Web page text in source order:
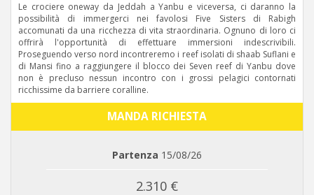
Le crociere oneway da Jeddah a Yanbu e viceversa, ci daranno la
possibilità di immergerci nei favolosi Five Sisters di Rabigh
accomunati da una ricchezza di vita straordinaria. Ognuno di loro ci
offrirà l'opportunità di effettuare immersioni indescrivibili.
Proseguendo verso nord incontreremo i reef isolati di shaab Suflani e
di Mansi fino a raggiungere il blocco dei Seven reef di Yanbu dove
non è precluso nessun incontro con i grossi pelagici contornati
ricchissime da barriere coralline.
MANDA RICHIESTA
Partenza 15/08/26
2.310 €